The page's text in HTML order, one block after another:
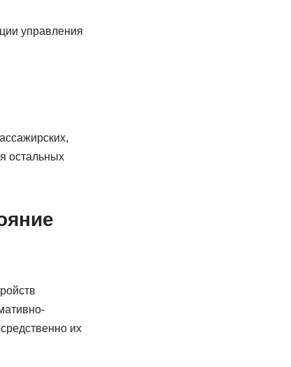
управления
остальных
их